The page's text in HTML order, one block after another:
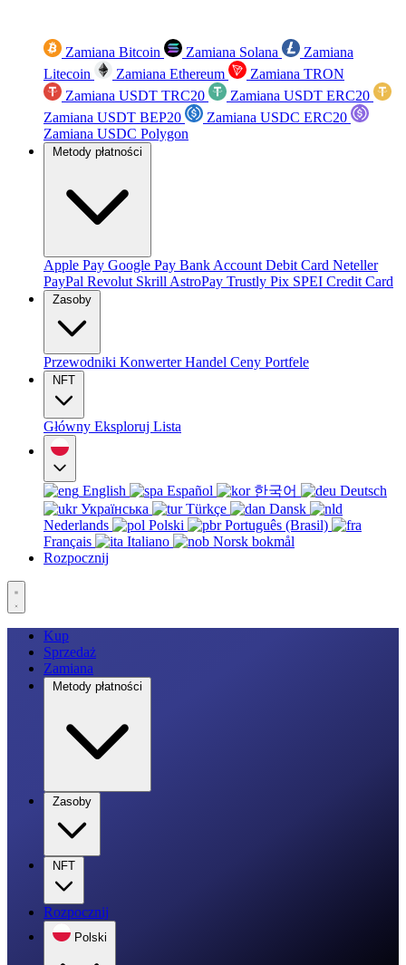
Zamiana Bitcoin Zamiana Solana
Zamiana
Litecoin
Zamiana Ethereum
Zamiana TRON
Zamiana USDT TRC20
Zamiana USDT ERC20
Zamiana USDT BEP20
Zamiana USDC ERC20
Zamiana USDC Polygon
Metody płatności
Apple Pay Google Pay Bank Account Debit Card Neteller
PayPal Revolut Skrill AstroPay Trustly Pix SPEI Credit Card
Zasoby
Przewodniki KonwerterHandel Ceny Portfele
NFT
Główny Eksploruj Lista
English Español 한국어
Deutsch
Українська
Türkçe
Dansk
Nederlands
Polski
Português (Brasil)
Français
Italiano
Norsk bokmål
Rozpocznij
Kup
Sprzedaż
Zamiana
Metody płatności
Zasoby
NFT
Rozpocznij
Polski